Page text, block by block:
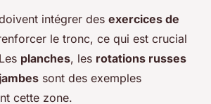
intégrer des exercices de
le tronc, ce qui est crucial
planches, les rotations russes
sont des exemples
cette zone.